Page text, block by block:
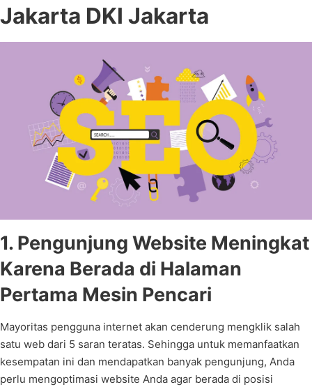
Jakarta DKI Jakarta
1. Pengunjung Website Meningkat
Karena Berada di Halaman
Pertama Mesin Pencari
Mayoritas pengguna internet akan cenderung mengklik salah
satu web dari 5 saran teratas. Sehingga untuk memanfaatkan
kesempatan ini dan mendapatkan banyak pengunjung, Anda
perlu mengoptimasi website Anda agar berada di posisi